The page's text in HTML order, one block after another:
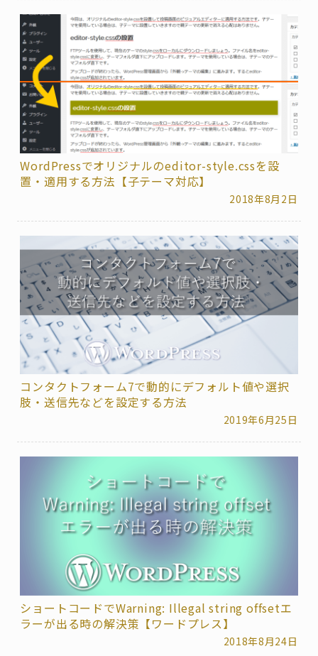
WordPressでオリジナルのeditor-style.cssを設
置・適用する方法【子テーマ対応】
2018年8月2日
コンタクトフォーム7で動的にデフォルト値や選択
肢・送信先などを設定する方法
2019年6月25日
ショートコードでWarning: Illegal string offsetエ
ラーが出る時の解決策【ワードプレス】
2018年8月24日